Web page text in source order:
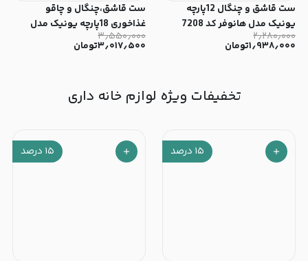
ست قاشق و چنگال 12پارچه
یونیک مدل هانوفر کد 7208
۲٫۲۸۰٫۰۰۰
۱٫۹۳۸٫۰۰۰تومان
ست قاشق،چنگال و چاقو
غذاخوری 18پارچه یونیک مدل
دونا کد 7360
۳٫۵۵۰٫۰۰۰
۳٫۰۱۷٫۵۰۰تومان
تخفیفات ویژه لوازم خانه داری
۱۵ درصد ۱۵ درصد